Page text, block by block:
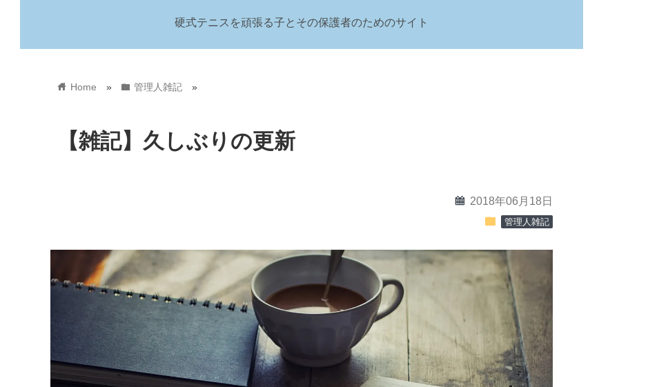
硬式テニスを頑張る子とその保護者のためのサイト
home Home » folder 管理人雑記 »
【雑記】久しぶりの更新
calendar 2018年06月18日
folder 管理人雑記